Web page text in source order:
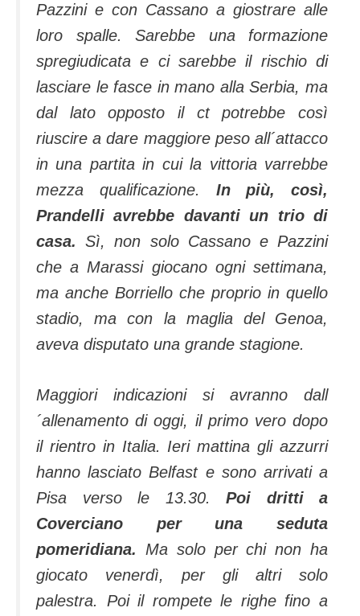
Pazzini e con Cassano a giostrare alle
loro spalle. Sarebbe una formazione
spregiudicata e ci sarebbe il rischio di
lasciare le fasce in mano alla Serbia, ma
dal lato opposto il ct potrebbe così
riuscire a dare maggiore peso all´attacco
in una partita in cui la vittoria varrebbe
mezza qualificazione.
In più, così,
Prandelli avrebbe davanti un trio di
casa.Sì, non solo Cassano e Pazzini
che a Marassi giocano ogni settimana,
ma anche Borriello che proprio in quello
stadio, ma con la maglia del Genoa,
aveva disputato una grande stagione.
Maggiori indicazioni si avranno dall
´allenamento di oggi, il primo vero dopo
il rientro in Italia. Ieri mattina gli azzurri
hanno lasciato Belfast e sono arrivati a
Pisa verso le 13.30.
Poi dritti a
Coverciano per una seduta
pomeridiana. Ma solo per chi non ha
giocato venerdì, per gli altri solo
palestra. Poi il rompete le righe fino a